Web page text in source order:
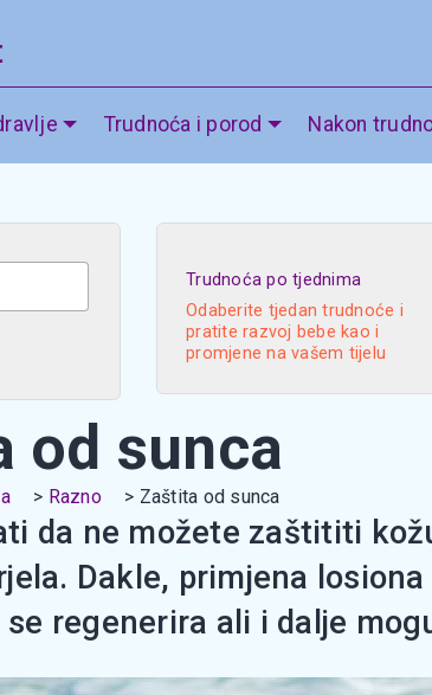
Trudnoća i porod Nakon
Trudnoća po tjednima
Odaberite tjedan trudnoće i
pratite razvoj bebe kao i
promjene na vašem tijelu
od sunca
Razno Zaštita od sunca
da ne možete zaštititi
Dakle, primjena
regenerira ali i dalje